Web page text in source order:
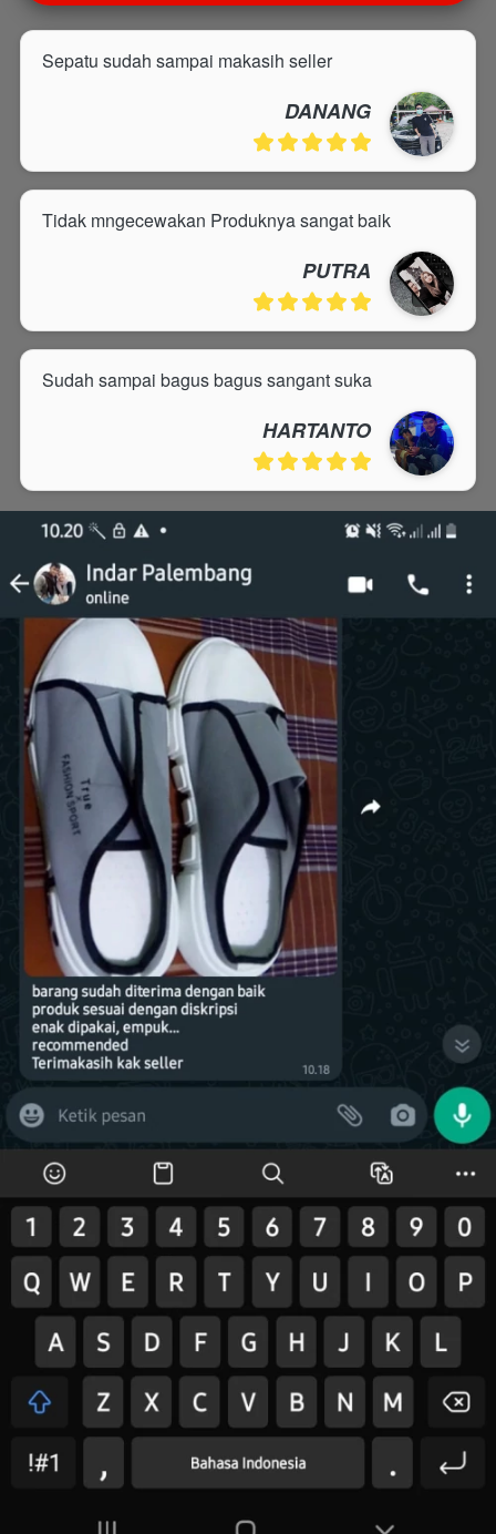
Sepatu sudah sampai makasih seller
DANANG
Tidak mngecewakan Produknya sangat baik
PUTRA
Sudah sampai bagus bagus sangant suka
HARTANTO